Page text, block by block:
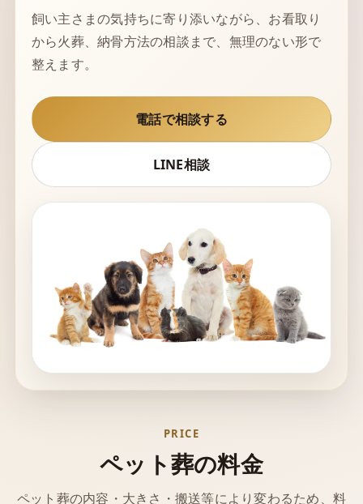
飼い主さまの気持ちに寄り添いながら、お看取り
から火葬、納骨方法の相談まで、無理のない形で
整えます。
電話で相談する
LINE相談
PRICE
ペット葬の料金
ペット葬の内容・大きさ・搬送等により変わるため、料